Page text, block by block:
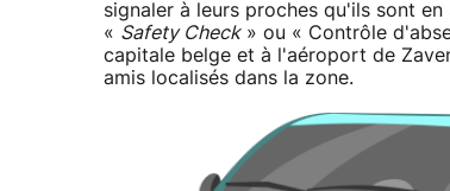
signaler à leurs proches qu'ils sont
« Safety Check» ou « Contrôle
capitale belge et à l'aéroport de
amis localisés dans la zone.